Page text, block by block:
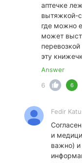
аптечке
вытяжкой-
где можно
может
эту
Answer
6
6
Fedir
и
важно) и